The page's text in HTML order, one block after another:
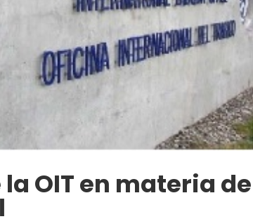
OIT en materia de